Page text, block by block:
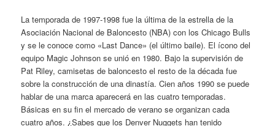
La temporada de 1997-1998 fue la última de la estrella de la
Asociación Nacional de Baloncesto (NBA) con los Chicago Bulls
y se le conoce como «Last Dance» (el último baile). El ícono del
equipo Magic Johnson se unió en 1980. Bajo la supervisión de
Pat Riley, camisetas de baloncesto el resto de la década fue
sobre la construcción de una dinastía. Cien años 1990 se puede
hablar de una marca aparecerá en las cuatro temporadas.
Básicas en su fin el mercado de verano se organizan cada
cuatro años. ¿Sabes que los Denver Nuggets han tenido